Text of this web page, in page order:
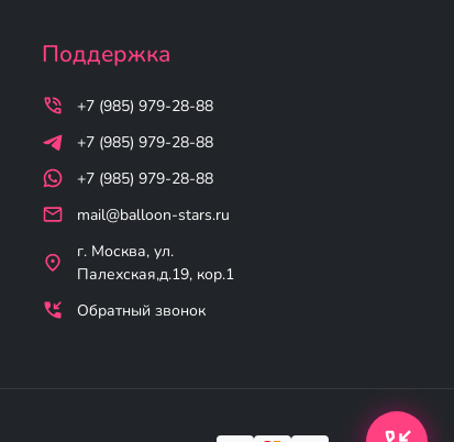
Поддержка
+7 (985) 979-28-88
+7 (985) 979-28-88
+7 (985) 979-28-88
mail@balloon-stars.ru
г. Москва, ул.
Палехская,д.19, кор.1
Обратный звонок